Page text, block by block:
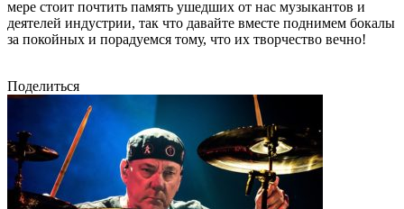
мере стоит почтить память ушедших от нас музыкантов и
деятелей индустрии, так что давайте вместе поднимем бокалы
за покойных и порадуемся тому, что их творчество вечно!
Поделиться